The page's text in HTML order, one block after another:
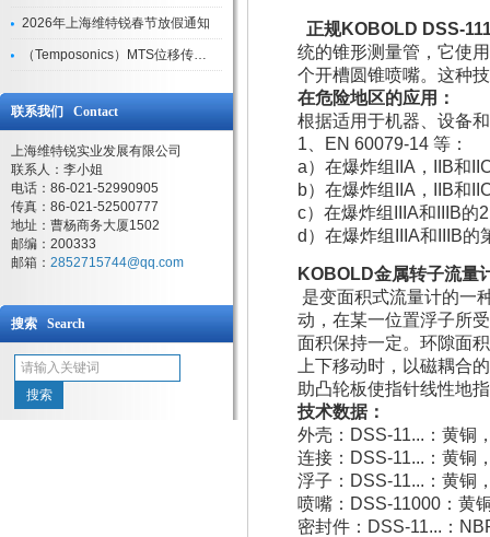
2026年上海维特锐春节放假通知
（Temposonics）MTS位移传感器现货库存型号
联系我们 Contact
上海维特锐实业发展有限公司
联系人：李小姐
电话：86-021-52990905
传真：86-021-52500777
地址：曹杨商务大厦1502
邮编：200333
邮箱： 2852715744@qq.com
搜索 Search
正规KOBOLD DSS-
统的锥形测量管，它使
个开槽圆锥喷嘴。这种
在危险地区的应用：
根据适用于机器、设备
1、EN 60079-14 等：
a）在爆炸组IIA，IIB和
b）在爆炸组IIA，IIB和
c）在爆炸组IIIA和IIIB的
d）在爆炸组IIIA和IIIB的
KOBOLD金属转子流量
是变面积式流量计的一
动，在某一位置浮子所
面积保持一定。环隙面
上下移动时，以磁耦合
助凸轮板使指针线性地
技术数据：
外壳：DSS-11...：黄铜
连接：DSS-11...：黄铜
浮子：DSS-11...：黄铜
喷嘴：DSS-11000：黄
密封件：DSS-11...：